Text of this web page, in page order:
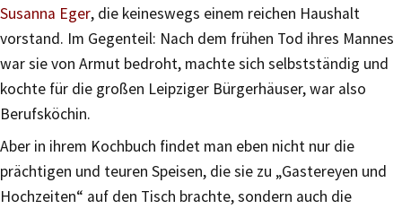
Susanna Eger, die keineswegs einem reichen Haushalt
vorstand. Im Gegenteil: Nach dem frühen Tod ihres Mannes
war sie von Armut bedroht, machte sich selbstständig und
kochte für die großen Leipziger Bürgerhäuser, war also
Berufsköchin.
Aber in ihrem Kochbuch findet man eben nicht nur die
prächtigen und teuren Speisen, die sie zu „Gastereyen und
Hochzeiten“ auf den Tisch brachte, sondern auch die